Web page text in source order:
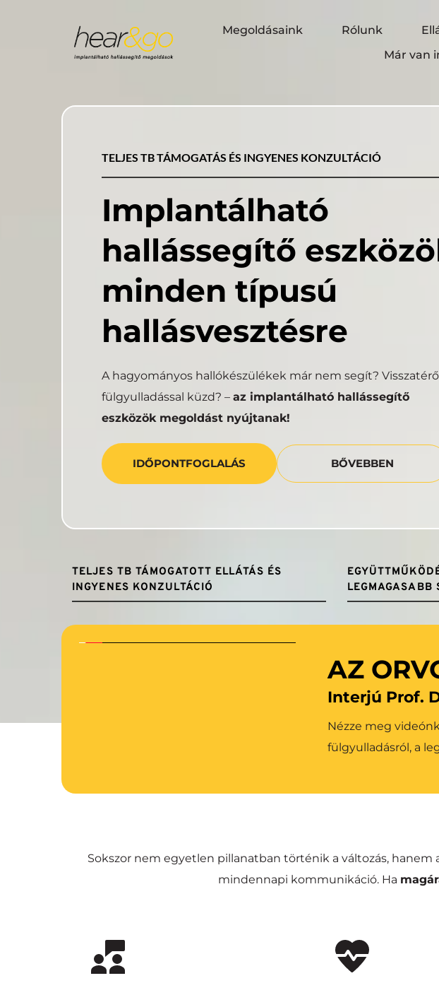
Megoldásaink Rólunk
Már van
TELJES TB TÁMOGATÁS ÉS INGYENES KONZULTÁCIÓ
Implantálható
minden típusú
hallásvesztésre
A hagyományos hallókészülékek már nem segít? Visszatérő
fülgyulladással küzd? – az implantálható hallássegítő
eszközök megoldást nyújtanak!
IDŐPONTFOGLALÁS BŐVEBBEN
TELJES TB TÁMOGATOTT ELLÁTÁS ÉS
INGYENES KONZULTÁCIÓ
AZ
Interjú Prof.
Nézze meg
fülgyulladásról, a
Sokszor nem egyetlen pillanatban történik a változás,
mindennapi kommunikáció. Ha